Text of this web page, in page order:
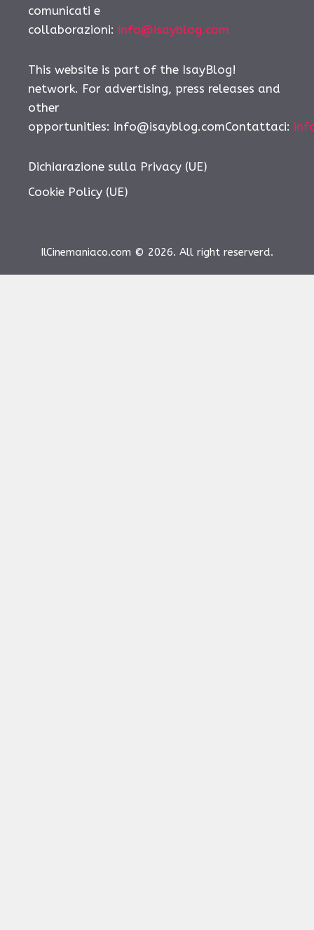
comunicati e
collaborazioni: info@isayblog.com
This website is part of the IsayBlog!
network. For advertising, press releases and
other
opportunities: info@isayblog.comContattaci:
Dichiarazione sulla Privacy (UE)
Cookie Policy (UE)
IlCinemaniaco.com © 2026. All right reserverd.